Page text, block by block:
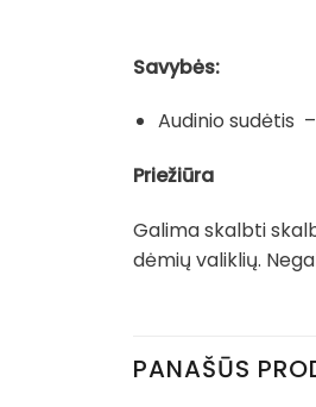
Savybės:
Audinio sudėtis
Priežiūra
Galima skalbti
dėmių valiklių.
PANAŠŪS